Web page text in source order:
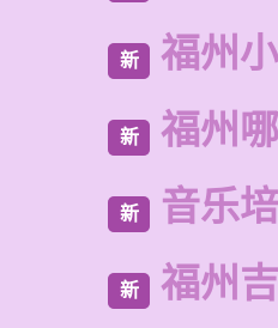
新 福州
新 福州
新 音乐
新 福州